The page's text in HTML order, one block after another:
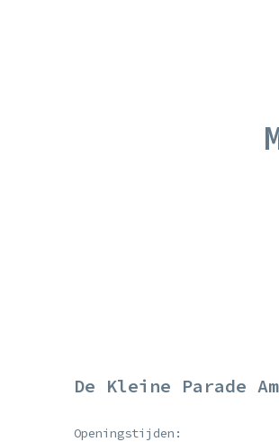
De Kleine Parade
Openingstijden: